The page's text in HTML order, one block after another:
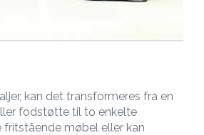
kan det transformeres fra en
fodstøtte til to enkelte
møbel eller kan